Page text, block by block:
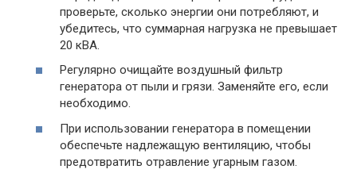
проверьте, сколько энергии они потребляют, и
убедитесь, что суммарная нагрузка не превышает
20 кВА.
Регулярно очищайте воздушный фильтр
генератора от пыли и грязи. Заменяйте его, если
необходимо.
При использовании генератора в помещении
обеспечьте надлежащую вентиляцию, чтобы
предотвратить отравление угарным газом.